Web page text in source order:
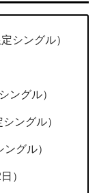
シングル）
ングル）
ングル）
グル）
）